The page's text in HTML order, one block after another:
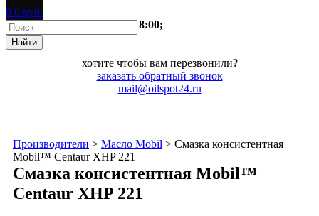
0 0 руб.
время работы:пн-пт 9:00-18:00;
хотите чтобы вам перезвонили?
заказать обратный звонок
mail@oilspot24.ru
Производители > Масло Mobil > Смазка консистентная
Mobil™ Centaur XHP 221
Смазка консистентная Mobil™
Centaur XHP 221